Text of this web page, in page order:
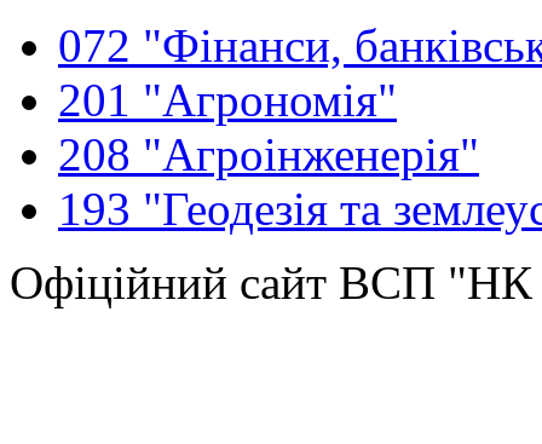
072 "Фінанси,
201 "Агрономія"
208 "Агроінженерія"
193 "Геодезія та
Офіційний сайт ВСП